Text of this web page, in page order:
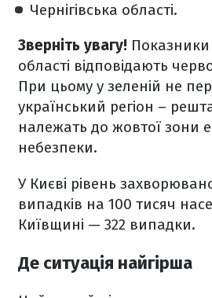
Чернігівська області.
Зверніть увагу! Показники
області відповідають
При цьому у зеленій не
український регіон –
належать до жовтої зони
небезпеки.
У Києві рівень
випадків на 100 тисяч
Київщині — 322 випадки.
Де ситуація найгірша